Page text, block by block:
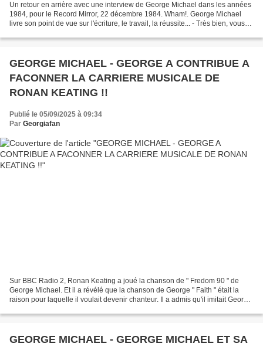
Un retour en arrière avec une interview de George Michael dans les années
1984, pour le Record Mirror, 22 décembre 1984. Wham!. George Michael
livre son point de vue sur l'écriture, le travail, la réussite... - Très bien, vous
GEORGE MICHAEL - GEORGE A CONTRIBUE A
FACONNER LA CARRIERE MUSICALE DE
RONAN KEATING !!
Publié le 05/09/2025 à 09:34
Par Georgiafan
Sur BBC Radio 2, Ronan Keating a joué la chanson de " Fredom 90 " de
George Michael. Et il a révélé que la chanson de George " Faith " était la
raison pour laquelle il voulait devenir chanteur. Il a admis qu'il imitait George
GEORGE MICHAEL - GEORGE MICHAEL ET SA